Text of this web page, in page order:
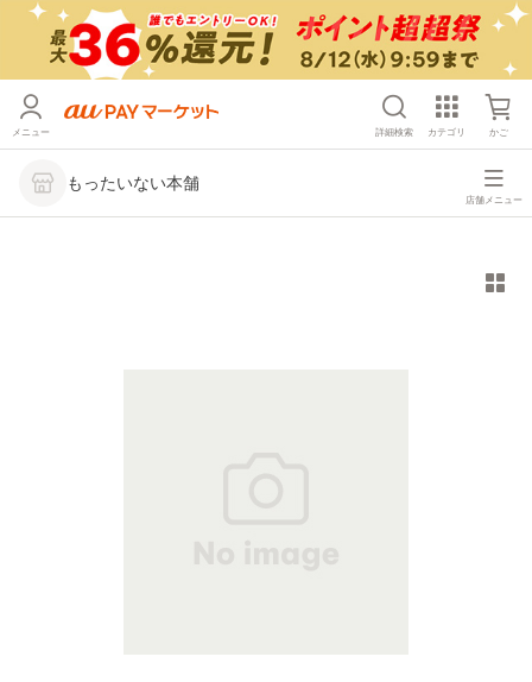
メニュー 詳細検索 カテゴリ かご
もったいない本舗
店舗メニュー